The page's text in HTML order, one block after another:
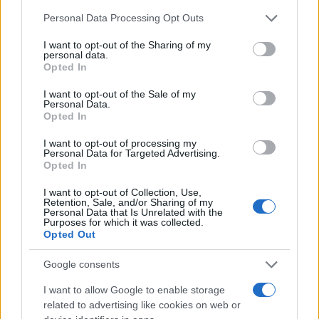
Please note that this website/app uses one or more Google
not limited to your visit or usage behaviour. You may click to
grant or deny consent to Google and its third-party tags to
use your data for below specified purposes in below Google
consent section.
Personal Data Processing Opt Outs
I want to opt-out of the Sharing of my
personal data.
Opted In
I want to opt-out of the Sale of my
Personal Data.
Opted In
I want to opt-out of processing my
Personal Data for Targeted Advertising.
Opted In
I want to opt-out of Collection, Use,
Retention, Sale, and/or Sharing of my
Personal Data that Is Unrelated with the
Purposes for which it was collected.
Opted Out
Google consents
I want to allow Google to enable storage
related to advertising like cookies on web or
Η συνέχεια εξίσου απογοητευτική:
Η δήθεν δέσμευσή του για ζωή με αξιοπρέπεια,